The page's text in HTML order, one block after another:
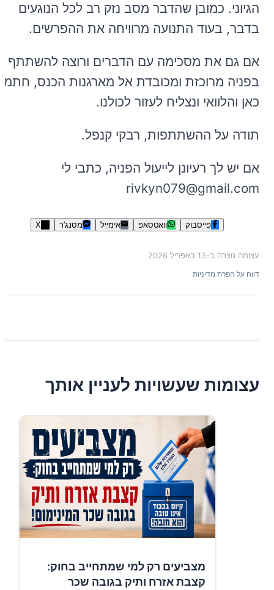
הגיוני. כמובן שהדבר מסב נזק רב לכל הנוגעים
בדבר, בעוד התנועה מרוויחה את ההפרשים.
אם גם את מסכימה עם הדברים ורוצה להשתתף
בפניה מרוכזת ומכובדת אל מארגנות הכנס, חתמי
כאן והלוואי ונצליח לעזור לכולנו.
תודה על ההשתתפות, רבקי קנפל.
אם יש לך רעיונן לייעול הפניה, כתבי לי
rivkyn079@gmail.com
פייסבוק וואטסאפ אימייל מסנג'ר X
עצומה נוצרה ב-13 באפריל 2026
דווח על הפרת מדיניות
עצומות שעשויות לעניין אותך
מצביעים רק למי שמתחייב בחוק:
קצבת אזרח ותיק בגובה שכר